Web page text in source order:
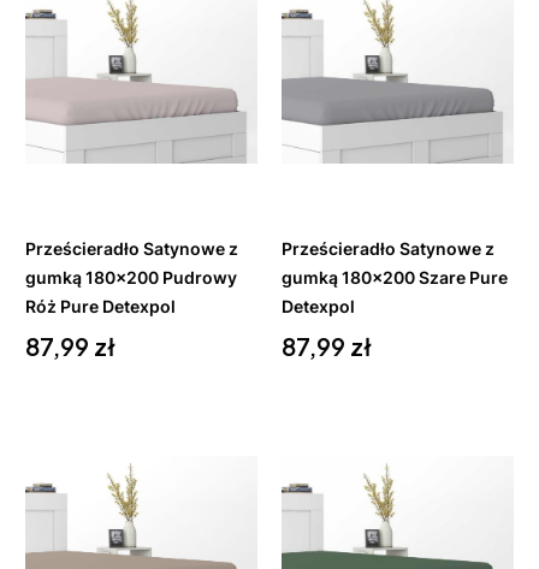
Do
Prześcieradło Satynowe z
gumką 180x200 Pudrowy
Róż Pure Detexpol
Cena
87,99 zł
Do
Prześcieradło Satynowe z
gumką 180x200 Szare Pure
Detexpol
Cena
87,99 zł